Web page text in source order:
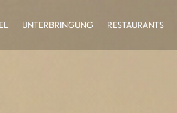
UNTERBRINGUNG RESTAURANTS